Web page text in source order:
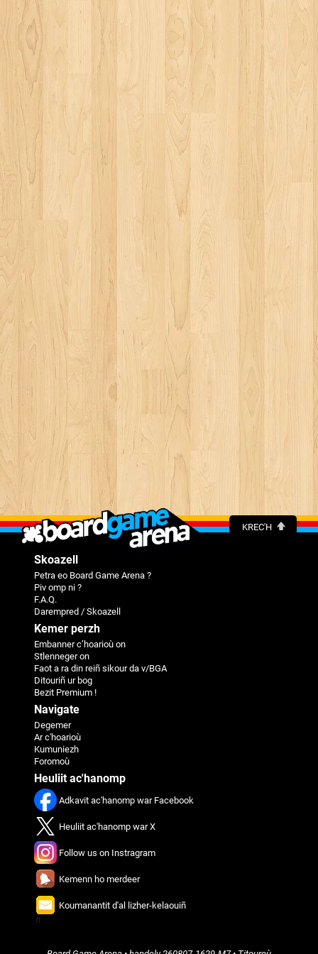
KREC'H
Skoazell
Petra eo Board Game Arena ?
Piv omp ni ?
F.A.Q.
Darempred / Skoazell
Kemer perzh
Embanner c’hoarioù on
Stlenneger on
Faot a ra din reiñ sikour da v/BGA
Ditouriñ ur bog
Bezit Premium !
Navigate
Degemer
Ar c'hoarioù
Kumuniezh
Foromoù
Heuliit ac'hanomp
Adkavit ac'hanomp war Facebook
Heuliit ac'hanomp war X
Follow us on Instragram
Kemenn ho merdeer
Koumanantit d'al lizher-kelaouiñ
π